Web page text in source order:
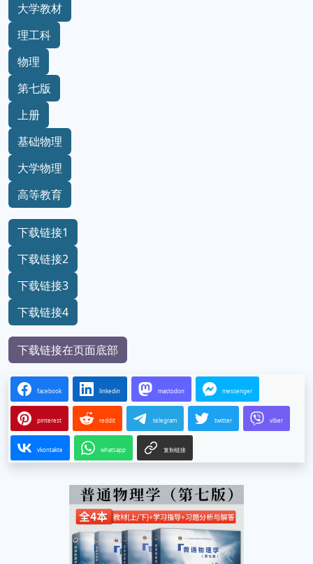
大学教材
理工科
物理
第七版
上册
基础物理
大学物理
高等教育
下载链接1
下载链接2
下载链接3
下载链接4
下载链接在页面底部
facebook linkedin mastodon messenger
pinterest reddit telegram twitter viber
vkontakte whatsapp 复制链接